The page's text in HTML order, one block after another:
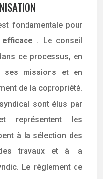
fondamentale pour
. Le conseil
ce processus, en
ses missions et en
de la copropriété.
sont élus par
représentent les
à la sélection des
travaux et à la
Le règlement de